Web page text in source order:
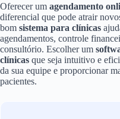
Oferecer um agendamento
diferencial que pode atrair
bom sistema para clínicas
agendamentos, controle
consultório. Escolher um
clínicas que seja intuitivo e
da sua equipe e proporcionar
pacientes.